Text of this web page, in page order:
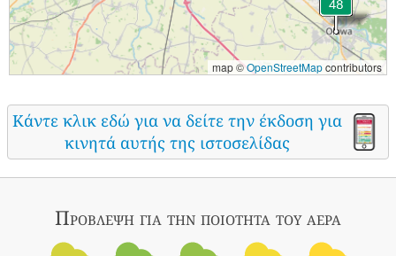
map ©OpenStreetMapcontributors
Κάντε κλικ εδώ για να δείτε την έκδοση για
κινητά αυτής της ιστοσελίδας
Πρόβλεψη για την ποιότητα του αέρα